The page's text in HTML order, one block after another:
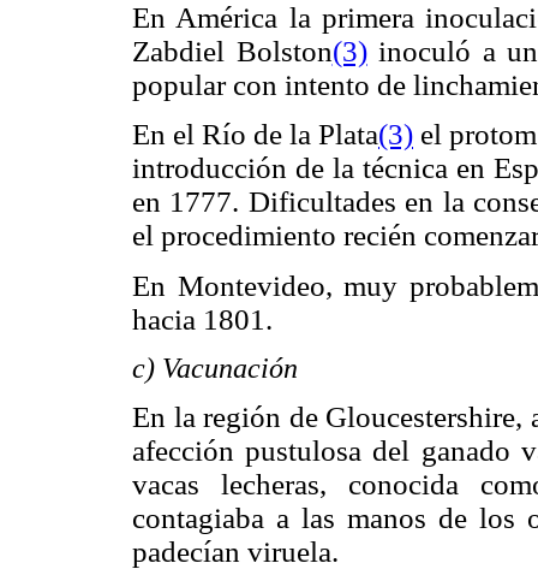
En América la primera
Zabdiel Bolston(3)inoculó a
popular con intento de
En el Río de la Plata(3) el
introducción de la técnica en
en 1777. Dificultades en la
el procedimiento recién
En Montevideo, muy
hacia 1801.
c) Vacunación
En la región de Gloucestershire,
afección pustulosa del ganado
vacas lecheras, conocida
contagiaba a las manos de los
padecían viruela.